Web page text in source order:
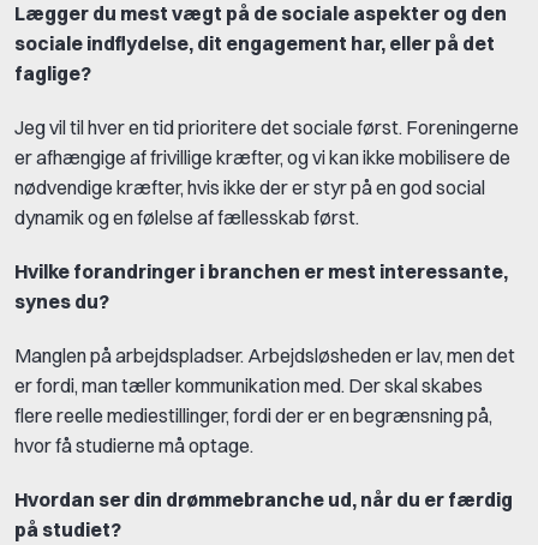
Lægger du mest vægt på de sociale aspekter og den
sociale indflydelse, dit engagement har, eller på det
faglige?
Jeg vil til hver en tid prioritere det sociale først. Foreningerne
er afhængige af frivillige kræfter, og vi kan ikke mobilisere de
nødvendige kræfter, hvis ikke der er styr på en god social
dynamik og en følelse af fællesskab først.
Hvilke forandringer i branchen er mest interessante,
synes du?
Manglen på arbejdspladser. Arbejdsløsheden er lav, men det
er fordi, man tæller kommunikation med. Der skal skabes
flere reelle mediestillinger, fordi der er en begrænsning på,
hvor få studierne må optage.
Hvordan ser din drømmebranche ud, når du er færdig
på studiet?